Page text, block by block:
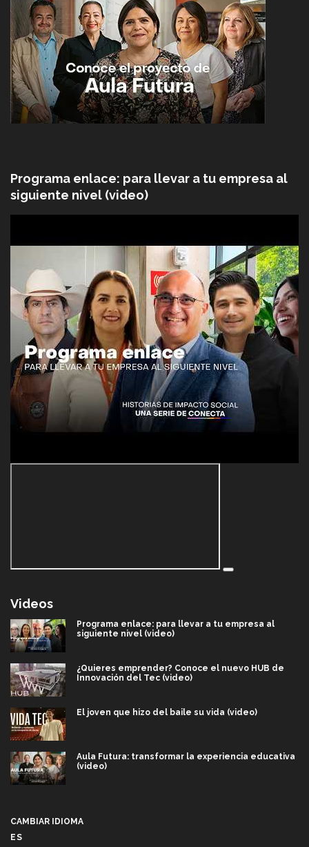
Programa enlace: para llevar a tu empresa al
siguiente nivel (video)
Videos
Programa enlace: para llevar a tu empresa al
siguiente nivel (video)
¿Quieres emprender? Conoce el nuevo HUB de
Innovación del Tec (video)
El joven que hizo del baile su vida (video)
Aula Futura: transformar la experiencia educativa
(video)
CAMBIAR IDIOMA
ES